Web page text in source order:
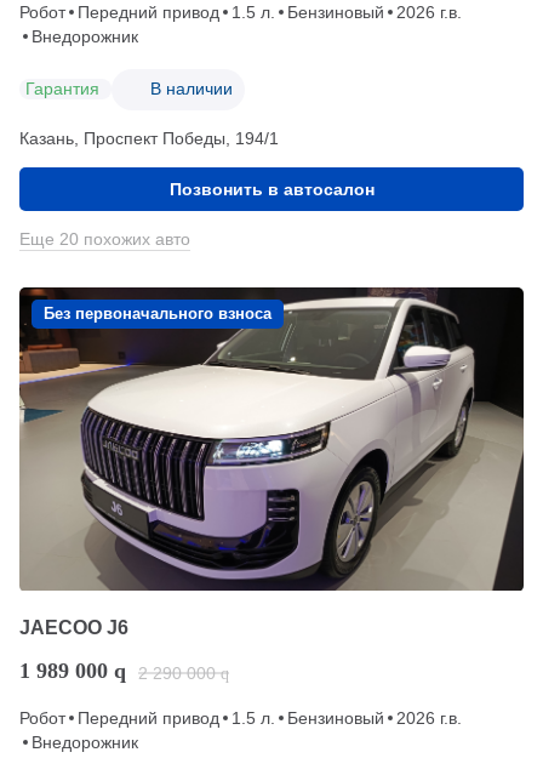
Робот Передний привод 1.5 л. Бензиновый
2026 г.в.
Внедорожник
Гарантия В наличии
Казань, Проспект Победы, 194/1
Позвонить в автосалон
Еще 20 похожих авто
Без первоначального взноса
JAECOO J6
1 989 000 q 2 290 000 q
Робот Передний привод 1.5 л. Бензиновый
2026 г.в.
Внедорожник